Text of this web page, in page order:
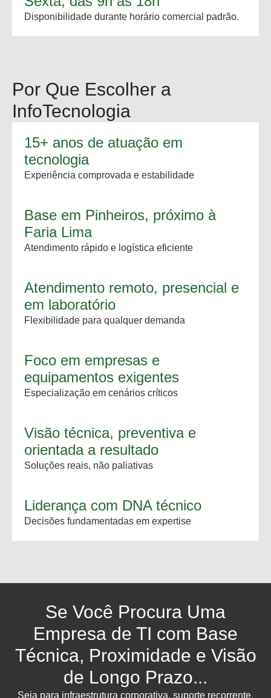
Disponibilidade durante horário comercial padrão.
Por Que Escolher a
InfoTecnologia
15+ anos de atuação em
tecnologia
Experiência comprovada e estabilidade
Base em Pinheiros, próximo à
Faria Lima
Atendimento rápido e logística eficiente
Atendimento remoto, presencial e
em laboratório
Flexibilidade para qualquer demanda
Foco em empresas e
equipamentos exigentes
Especialização em cenários críticos
Visão técnica, preventiva e
orientada a resultado
Soluções reais, não paliativas
Liderança com DNA técnico
Decisões fundamentadas em expertise
Se Você Procura Uma
Empresa de TI com Base
Técnica, Proximidade e Visão
de Longo Prazo...
Seja para infraestrutura corporativa, suporte recorrente,